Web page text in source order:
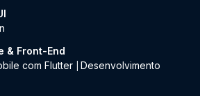
& Front-End
com Flutter
Desenvolvimento